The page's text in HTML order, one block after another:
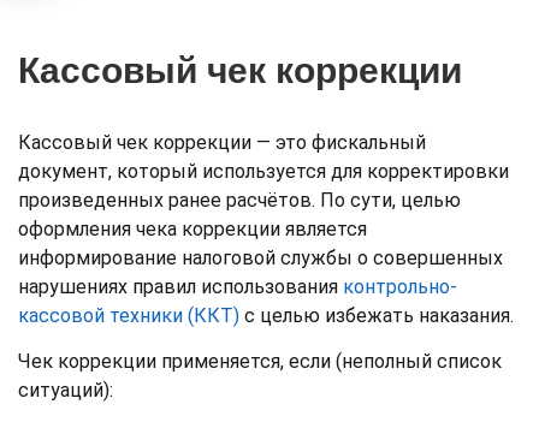
Кассовый чек коррекции
Кассовый чек коррекции — это фискальный
документ, который используется для корректировки
произведенных ранее расчётов. По сути, целью
оформления чека коррекции является
информирование налоговой службы о совершенных
нарушениях правил использования контрольно-
кассовой техники (ККТ) с целью избежать наказания.
Чек коррекции применяется, если (неполный список
ситуаций):